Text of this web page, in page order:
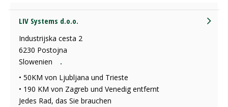
LIV Systems d.o.o.
Industrijska cesta 2
6230 Postojna
Slowenien
.
• 50KM von Ljubljana und Trieste
• 190 KM von Zagreb und Venedig entfernt
Jedes Rad, das Sie brauchen